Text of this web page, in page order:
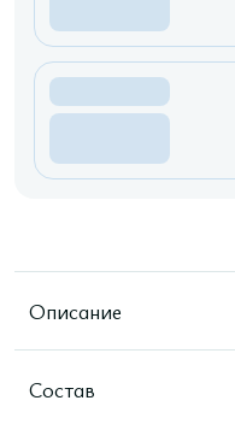
Описание
Состав